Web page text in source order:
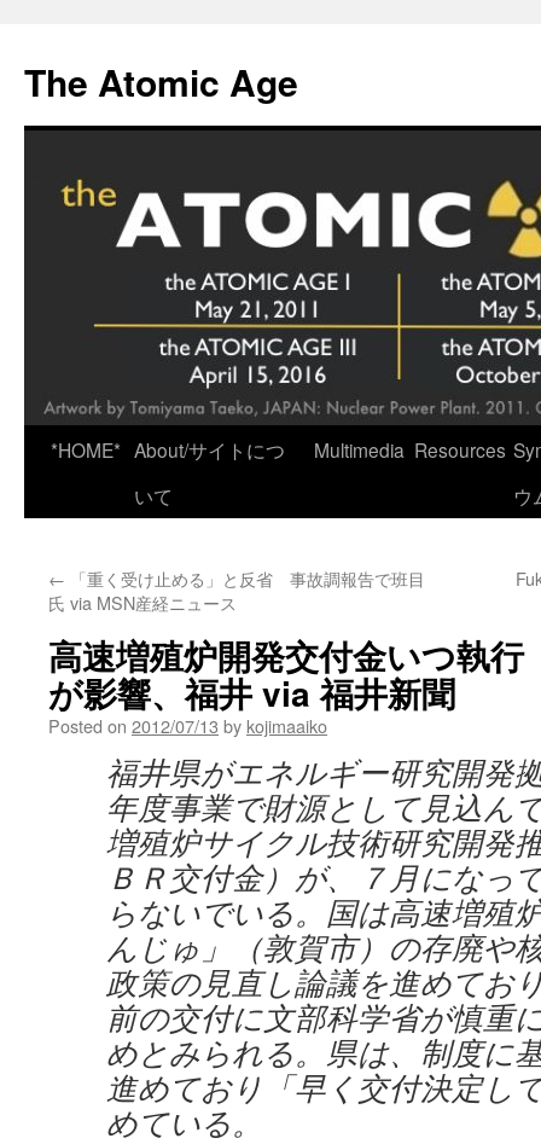
content
The Atomic Age
*HOME* About/サイトにつ
いて
Multimedia Resources
ウ
← 「重く受け止める」と反省 事故調報告で班目
氏 via MSN産経ニュース
高速増殖炉開発交付金いつ執
が影響、福井 via 福井新聞
Posted on 2012/07/13 by kojimaaiko
福井県がエネルギー研究開発
年度事業で財源として見込ん
増殖炉サイクル技術研究開発
ＢＲ交付金）が、７月になっ
らないでいる。国は高速増殖
んじゅ」（敦賀市）の存廃や
政策の見直し論議を進めてお
前の交付に文部科学省が慎重
めとみられる。県は、制度に
進めており「早く交付決定し
めている。